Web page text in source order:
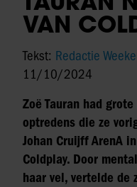
VAN
Tekst: Redactie
11/10/2024
Zoë Tauran had
optredens die ze
Johan Cruijff ArenA
Coldplay. Door
haar vel, vertelde de